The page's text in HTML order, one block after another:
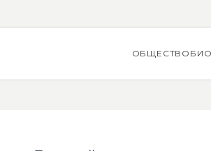
ОБЩЕСТВО